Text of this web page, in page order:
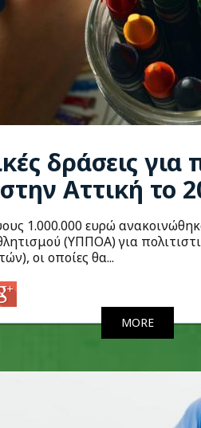
δράσεις για
Αττική το
1.000.000 ευρώ
(ΥΠΠΟΑ) για
οι οποίες θα...
MORE